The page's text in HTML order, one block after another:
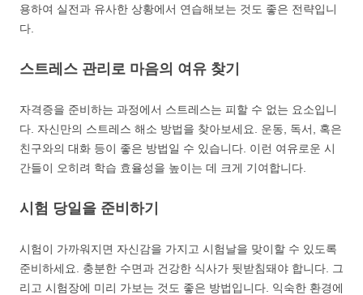
용하여 실전과 유사한 상황에서 연습해보는 것도 좋은 전략입니
다.
스트레스 관리로 마음의 여유 찾기
자격증을 준비하는 과정에서 스트레스는 피할 수 없는 요소입니
다. 자신만의 스트레스 해소 방법을 찾아보세요. 운동, 독서, 혹은
친구와의 대화 등이 좋은 방법일 수 있습니다. 이런 여유로운 시
간들이 오히려 학습 효율성을 높이는 데 크게 기여합니다.
시험 당일을 준비하기
시험이 가까워지면 자신감을 가지고 시험날을 맞이할 수 있도록
준비하세요. 충분한 수면과 건강한 식사가 뒷받침돼야 합니다. 그
리고 시험장에 미리 가보는 것도 좋은 방법입니다. 익숙한 환경에